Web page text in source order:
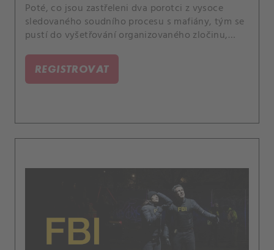
Poté, co jsou zastřeleni dva porotci z vysoce
sledovaného soudního procesu s mafiány, tým se
pustí do vyšetřování organizovaného zločinu,
zamýšlenými cíli. Případ se pro Scolu stane
osobním, když se dozví, že jeden z jeho bývalých
REGISTROVAT